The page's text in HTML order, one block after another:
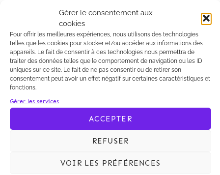
Gérer le consentement aux
cookies
Pour offrir les meilleures expériences, nous utilisons des technologies
telles que les cookies pour stocker et/ou accéder aux informations des
appareils. Le fait de consentir à ces technologies nous permettra de
traiter des données telles que le comportement de navigation ou les ID
uniques sur ce site. Le fait de ne pas consentir ou de retirer son
consentement peut avoir un effet négatif sur certaines caractéristiques et
fonctions.
Gérer les services
ACCEPTER
REFUSER
VOIR LES PRÉFÉRENCES
d’une décision expresse dans le délai d’instruction
d’une déclaration préalable, c’est-à-dire un mois, le
silence gardé par l’autorité compétente vaut
décision de non-opposition à la déclaration
préalable (article R. 424-1 du code de l’urbanisme).
Dans l’hypothèse où le service instructeur invite le
un délai de trois mois pour produire les pièces
manquantes. En l'absence de production des
pièces, la demande fera l’objet d’une décision tacite
d’opposition (article R. 423-39 du code de